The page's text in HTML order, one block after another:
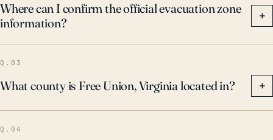
Where can I confirm the official evacuation zone
information?
+
Q.03
What county is Free Union, Virginia located in? +
Q.04